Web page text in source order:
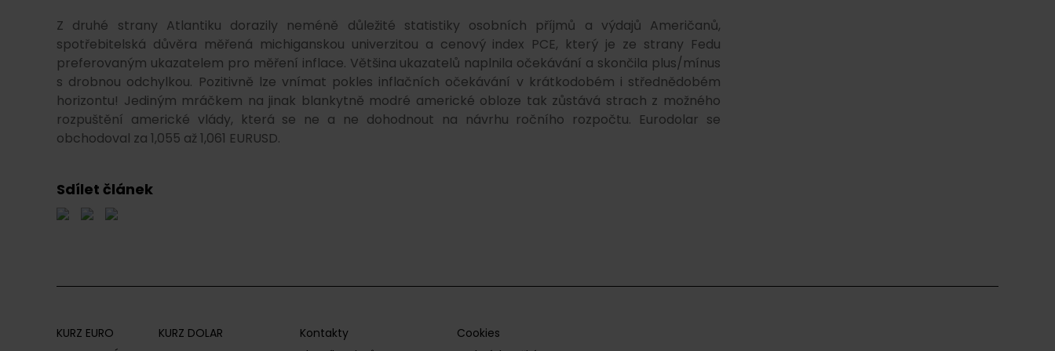
Z druhé strany Atlantiku dorazily neméně důležité statistiky osobních příjmů a výdajů Američanů,
spotřebitelská důvěra měřená michiganskou univerzitou a cenový index PCE, který je ze strany Fedu
preferovaným ukazatelem pro měření inflace. Většina ukazatelů naplnila očekávání a skončila plus/mínus
s drobnou odchylkou. Pozitivně lze vnímat pokles inflačních očekávání v krátkodobém i střednědobém
horizontu! Jediným mráčkem na jinak blankytně modré americké obloze tak zůstává strach z možného
rozpuštění americké vlády, která se ne a ne dohodnout na návrhu ročního rozpočtu. Eurodolar se
obchodoval za 1,055 až 1,061 EURUSD.
Sdílet článek
KURZ EURO
KURZ DOLAR
Kontakty
Cookies